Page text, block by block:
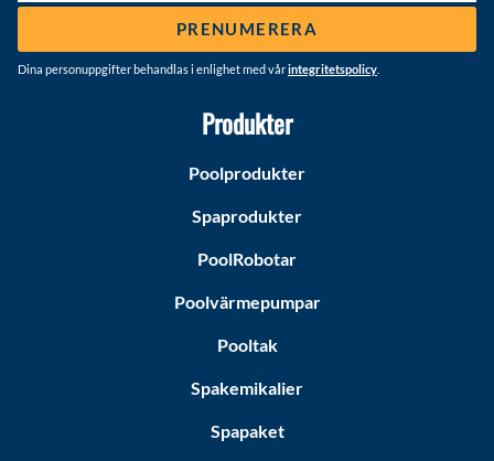
PRENUMERERA
Dina personuppgifter behandlas i enlighet med vårintegritetspolicy
Produkter
Poolprodukter
Spaprodukter
PoolRobotar
Poolvärmepumpar
Pooltak
Spakemikalier
Spapaket